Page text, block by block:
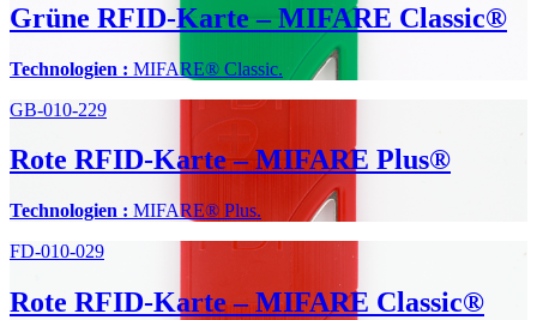
Grüne RFID-Karte – MIFARE Classic®
Technologien : MIFARE® Classic.
GB-010-229
Rote RFID-Karte – MIFARE Plus®
Technologien : MIFARE® Plus.
FD-010-029
Rote RFID-Karte – MIFARE Classic®